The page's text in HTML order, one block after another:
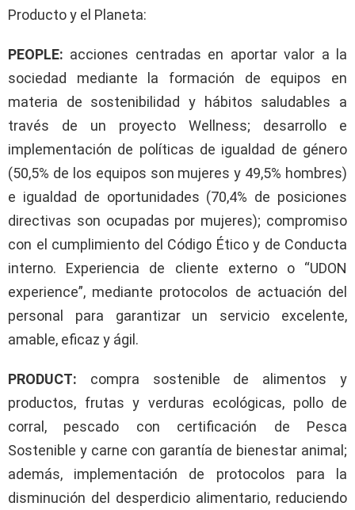
Producto y el Planeta:
PEOPLE: acciones centradas en aportar valor a la
sociedad mediante la formación de equipos en
materia de sostenibilidad y hábitos saludables a
través de un proyecto Wellness; desarrollo e
implementación de políticas de igualdad de género
(50,5% de los equipos son mujeres y 49,5% hombres)
e igualdad de oportunidades (70,4% de posiciones
directivas son ocupadas por mujeres); compromiso
con el cumplimiento del Código Ético y de Conducta
interno. Experiencia de cliente externo o “UDON
experience”, mediante protocolos de actuación del
personal para garantizar un servicio excelente,
amable, eficaz y ágil.
PRODUCT: compra sostenible de alimentos y
productos, frutas y verduras ecológicas, pollo de
corral, pescado con certificación de Pesca
Sostenible y carne con garantía de bienestar animal;
además, implementación de protocolos para la
disminución del desperdicio alimentario, reduciendo